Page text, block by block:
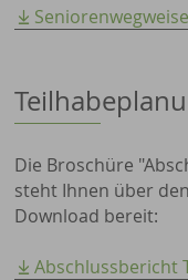
Die Broschüre
steht Ihnen über
Download bereit:
Abschlussbericht